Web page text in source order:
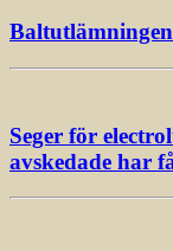
Seger för
avskedade har